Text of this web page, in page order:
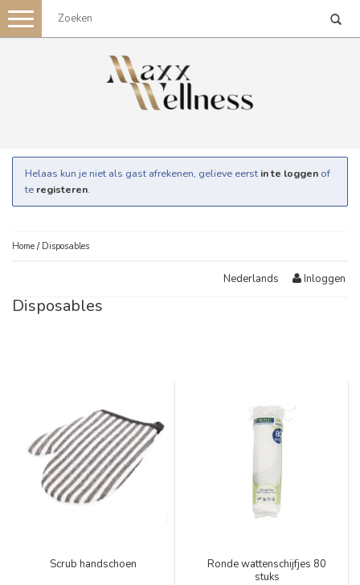
Toggle
navigation
Helaas kun je niet als gast afrekenen, gelieve eerst in te loggen of
te registeren.
Home / Disposables
Nederlands Inloggen
Disposables
Scrub handschoen
Ronde wattenschijfjes 80
stuks